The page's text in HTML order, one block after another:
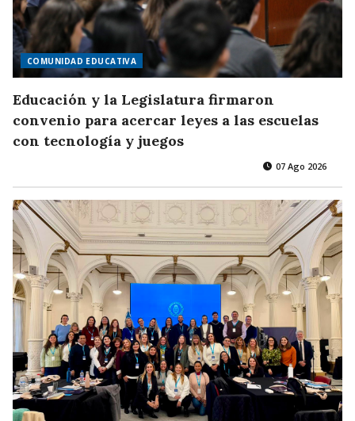
COMUNIDAD EDUCATIVA
Educación y la Legislatura firmaron
convenio para acercar leyes a las escuelas
con tecnología y juegos
07 Ago 2026